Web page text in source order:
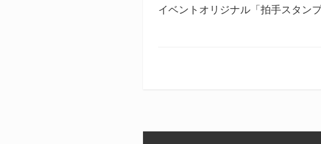
イベントオリジナル「拍手スタン